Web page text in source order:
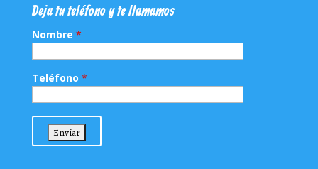
Deja tu teléfono y te llamamos
Nombre *
Teléfono *